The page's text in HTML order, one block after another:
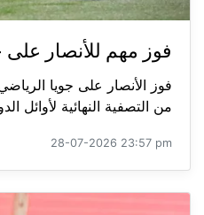
فوز مهم للأنصار
من التصفية النهائية لأوائل
28-07-2026 23:57 pm